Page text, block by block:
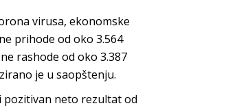
virusa, ekonomske
prihode od oko 3.564
rashode od oko 3.387
je u saopštenju.
neto rezultat od